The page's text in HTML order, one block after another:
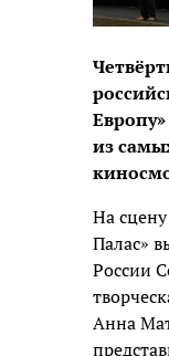
из
На
Палас»
России
Анна